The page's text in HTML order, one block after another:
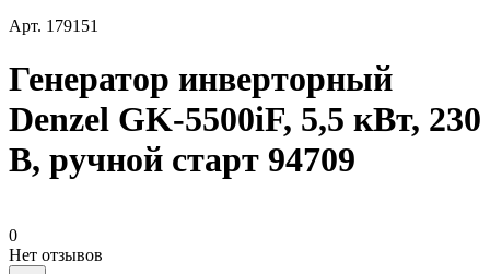
Арт. 179151
Генератор инверторный
Denzel GK-5500iF, 5,5 кВт, 230
В, ручной старт 94709
0
Нет отзывов